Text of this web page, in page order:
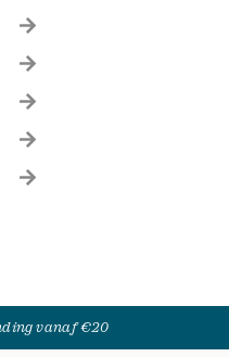
vanaf €20